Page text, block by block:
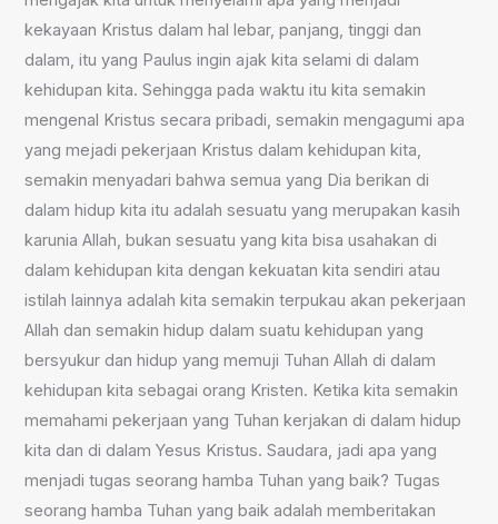
kekayaan Kristus dalam hal lebar, panjang, tinggi dan
dalam, itu yang Paulus ingin ajak kita selami di dalam
kehidupan kita. Sehingga pada waktu itu kita semakin
mengenal Kristus secara pribadi, semakin mengagumi apa
yang mejadi pekerjaan Kristus dalam kehidupan kita,
semakin menyadari bahwa semua yang Dia berikan di
dalam hidup kita itu adalah sesuatu yang merupakan kasih
karunia Allah, bukan sesuatu yang kita bisa usahakan di
dalam kehidupan kita dengan kekuatan kita sendiri atau
istilah lainnya adalah kita semakin terpukau akan pekerjaan
Allah dan semakin hidup dalam suatu kehidupan yang
bersyukur dan hidup yang memuji Tuhan Allah di dalam
kehidupan kita sebagai orang Kristen. Ketika kita semakin
memahami pekerjaan yang Tuhan kerjakan di dalam hidup
kita dan di dalam Yesus Kristus. Saudara, jadi apa yang
menjadi tugas seorang hamba Tuhan yang baik? Tugas
seorang hamba Tuhan yang baik adalah memberitakan